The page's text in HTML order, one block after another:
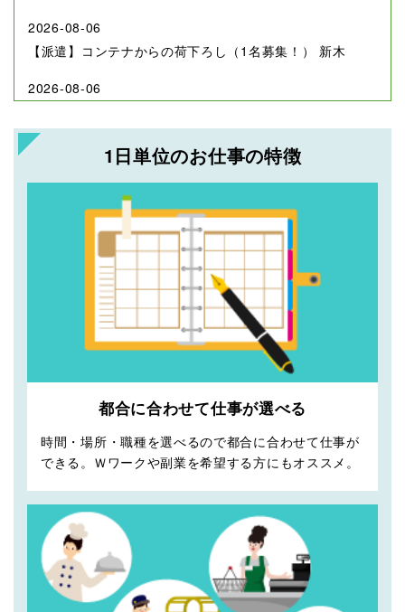
2026-08-06
【派遣】コンテナからの荷下ろし（1名募集！） 新木
2026-08-06
2026-08-06
【請負】ビルでの事務機器搬入・据付作業【2名追加募
集！】 末広町
1日単位のお仕事の特徴
都合に合わせて仕事が選べる
時間・場所・職種を選べるので都合に合わせて仕事が
できる。Ｗワークや副業を希望する方にもオススメ。